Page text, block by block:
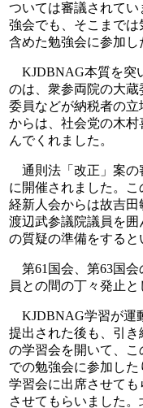
ついては審議されて
強会でも、そこまで
含めた勉強会に参加
KJDBNAG本質を突
のは、衆参両院の大
委員などが納税者の
からは、社会党の木
んでくれました。
通則法「改正」案の
に開催されました。
経新人会からは故吉
渡辺武参議院議員を
の質疑の準備をすると
第61国会、第63国会
員との間の丁々発止
KJDBNAG学習が運
提出された後も、引
の学習会を開いて、
での勉強会に参加し
学習会に出席させて
させてもらいました